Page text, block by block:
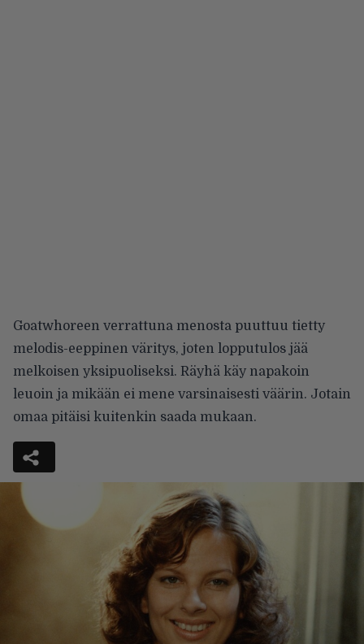
Goatwhoreen verrattuna menosta puuttuu tietty
melodis-eeppinen väritys, joten lopputulos jää
melkoisen yksipuoliseksi. Räyhä käy napakoin
leuoin ja mikään ei mene varsinaisesti väärin. Jotain
omaa pitäisi kuitenkin saada mukaan.